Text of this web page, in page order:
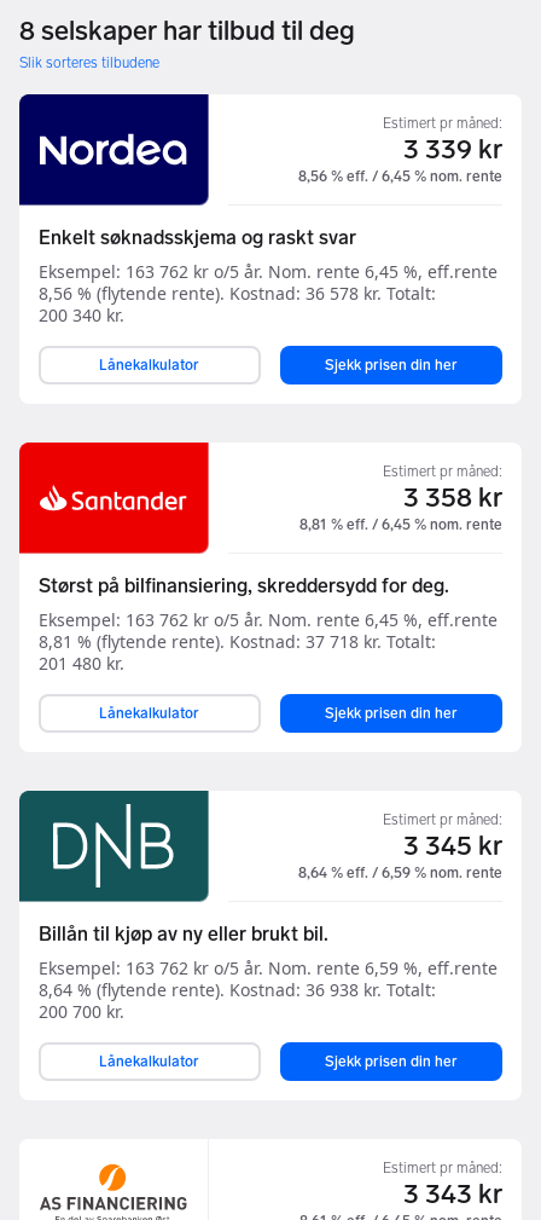
8 selskaper har tilbud til deg
Slik sorteres tilbudene
Estimert pr måned:
3 339 kr
8,56 % eff. / 6,45 % nom. rente
Enkelt søknadsskjema og raskt svar
Eksempel: 163 762 kr o/5 år. Nom. rente 6,45 %, eff.rente
8,56 % (flytende rente). Kostnad: 36 578 kr. Totalt:
200 340 kr.
Lånekalkulator Sjekk prisen din her
Estimert pr måned:
3 358 kr
8,81 % eff. / 6,45 % nom. rente
Størst på bilfinansiering, skreddersydd for deg.
Eksempel: 163 762 kr o/5 år. Nom. rente 6,45 %, eff.rente
8,81 % (flytende rente). Kostnad: 37 718 kr. Totalt:
201 480 kr.
Lånekalkulator Sjekk prisen din her
Estimert pr måned:
3 345 kr
8,64 % eff. / 6,59 % nom. rente
Billån til kjøp av ny eller brukt bil.
Eksempel: 163 762 kr o/5 år. Nom. rente 6,59 %, eff.rente
8,64 % (flytende rente). Kostnad: 36 938 kr. Totalt:
200 700 kr.
Lånekalkulator Sjekk prisen din her
Estimert pr måned:
3 343 kr